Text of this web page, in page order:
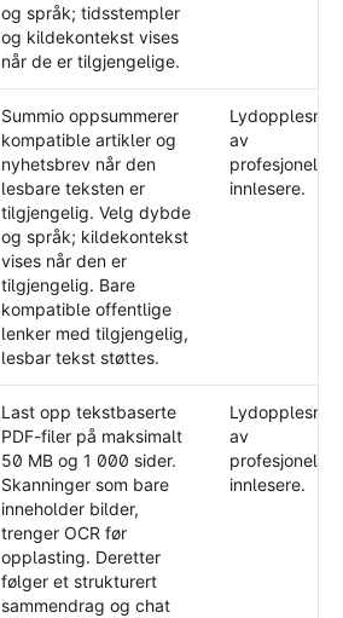
og språk; tidsstempler
og kildekontekst vises
når de er tilgjengelige.
Summio oppsummerer
kompatible artikler og
nyhetsbrev når den
lesbare teksten er
tilgjengelig. Velg dybde
og språk; kildekontekst
vises når den er
tilgjengelig. Bare
kompatible offentlige
lenker med tilgjengelig,
lesbar tekst støttes.
av
profesjonelle
innlesere.
Last opp tekstbaserte
PDF-filer på maksimalt
50 MB og 1 000 sider.
Skanninger som bare
inneholder bilder,
trenger OCR før
opplasting. Deretter
følger et strukturert
sammendrag og chat
av
profesjonelle
innlesere.